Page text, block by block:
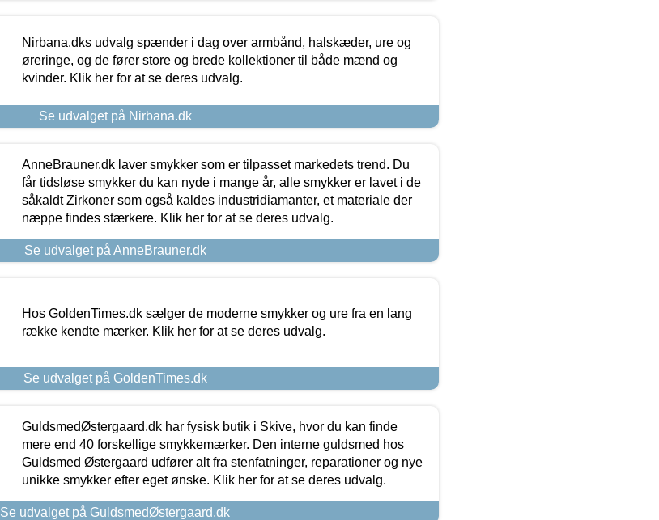
Nirbana.dks udvalg spænder i dag over armbånd, halskæder, ure og
øreringe, og de fører store og brede kollektioner til både mænd og
kvinder. Klik her for at se deres udvalg.
Se udvalget på Nirbana.dk
AnneBrauner.dk laver smykker som er tilpasset markedets trend. Du
får tidsløse smykker du kan nyde i mange år, alle smykker er lavet i de
såkaldt Zirkoner som også kaldes industridiamanter, et materiale der
næppe findes stærkere. Klik her for at se deres udvalg.
Se udvalget på AnneBrauner.dk
Hos GoldenTimes.dk sælger de moderne smykker og ure fra en lang
række kendte mærker. Klik her for at se deres udvalg.
Se udvalget på GoldenTimes.dk
GuldsmedØstergaard.dk har fysisk butik i Skive, hvor du kan finde
mere end 40 forskellige smykkemærker. Den interne guldsmed hos
Guldsmed Østergaard udfører alt fra stenfatninger, reparationer og nye
unikke smykker efter eget ønske. Klik her for at se deres udvalg.
Se udvalget på GuldsmedØstergaard.dk